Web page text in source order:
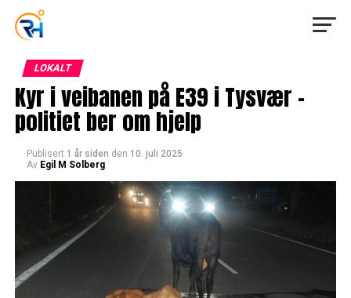
LOKALT
Kyr i veibanen på E39 i Tysvær –
politiet ber om hjelp
Publisert 1 år siden den 10. juli 2025
Av Egil M Solberg